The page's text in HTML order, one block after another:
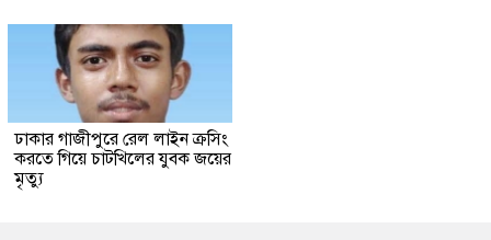
ঢাকার গাজীপুরে রেল লাইন ক্রসিং
করতে গিয়ে চাটখিলের যুবক জয়ের
মৃত্যু